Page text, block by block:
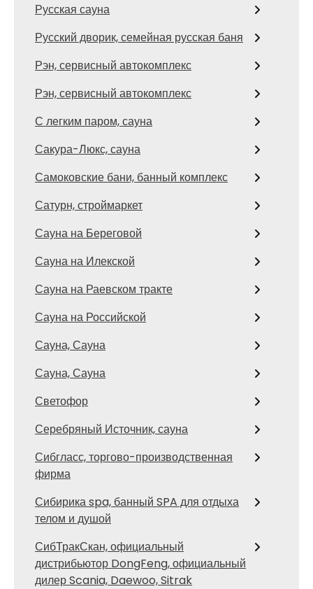
Русская сауна
Русский дворик, семейная русская баня
Рэн, сервисный автокомплекс
Рэн, сервисный автокомплекс
С легким паром, сауна
Сакура-Люкс, сауна
Самоковские бани, банный комплекс
Сатурн, строймаркет
Сауна на Береговой
Сауна на Илекской
Сауна на Раевском тракте
Сауна на Российской
Сауна, Сауна
Сауна, Сауна
Светофор
Серебряный Источник, сауна
Сибгласс, торгово-производственная
фирма
Сибирика spa, банный SPA для отдыха
телом и душой
СибТракСкан, официальный
дистрибьютор DongFeng, официальный
дилер Scania, Daewoo, Sitrak